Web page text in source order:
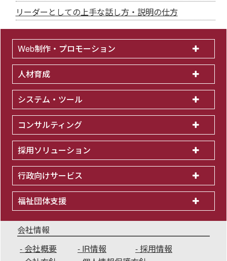
リーダーとしての上手な話し方・説明の仕方
Web制作・プロモーション
人材育成
システム・ツール
コンサルティング
採用ソリューション
行政向けサービス
福祉団体支援
会社情報
会社概要
IR情報
採用情報